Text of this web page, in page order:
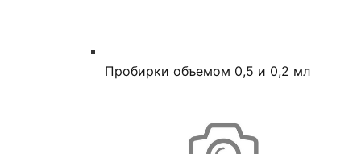
Пробирки объемом 0,5 и 0,2 мл